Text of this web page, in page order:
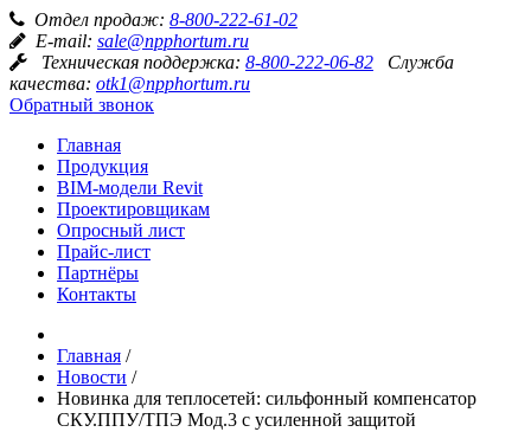
Отдел продаж: 8-800-222-61-02
E-mail: sale@npphortum.ru
Техническая поддержка: 8-800-222-06-82 Служба
качества: otk1@npphortum.ru
Обратный звонок
Главная
Продукция
BIM-модели Revit
Проектировщикам
Опросный лист
Прайс-лист
Партнёры
Контакты
Главная /
Новости /
Новинка для теплосетей: сильфонный компенсатор
СКУ.ППУ/ТПЭ Мод.3 с усиленной защитой